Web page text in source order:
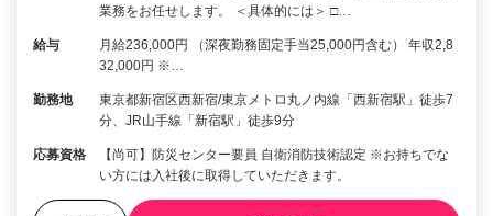
業務をお任せします。 ＜具体的には＞ □…
給与
月給236,000円 （深夜勤務固定手当25,000円含む） 年収2,8
32,000円 ※…
勤務地
東京都新宿区西新宿/東京メトロ丸ノ内線「西新宿駅」徒歩7
分、JR山手線「新宿駅」徒歩9分
応募資格
【尚可】防災センター要員 自衛消防技術認定 ※お持ちでな
い方には入社後に取得していただきます。